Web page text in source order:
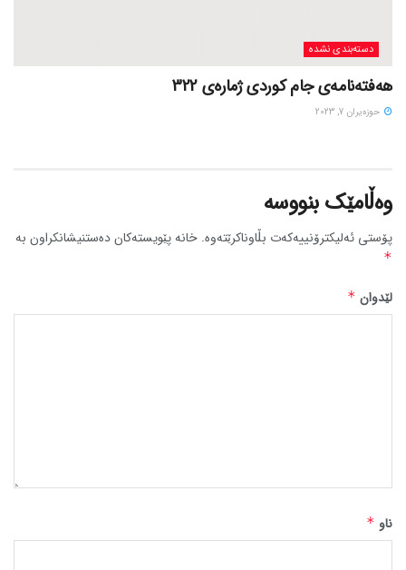
دسته‌بندی نشده
هەفتەنامەی جام کوردی ژمارەی 322
حوزه‌یران 7, 2023
وەڵامێک بنووسە
پۆستی ئەلیکترۆنییەکەت بڵاوناکرێتەوە. خانە پێویستەکان دەستنیشانکراون بە
*
لێدوان *
ناو *